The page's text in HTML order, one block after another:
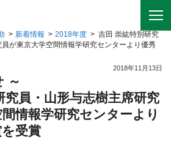
> 新着情報 > 2018年度 > 吉田 崇紘特別研究
が東京大学空間情報学研究センターより優秀
2018年11月13日
～
究員・山形与志樹主席研究
情報学研究センターより
受賞